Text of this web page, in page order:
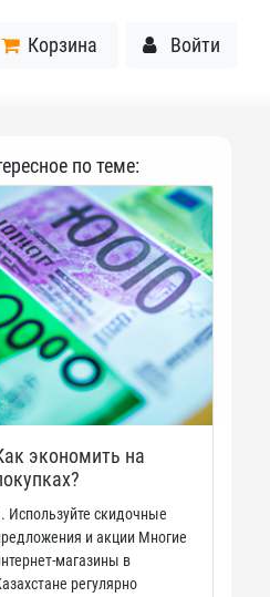
Корзина Войти
по теме:
экономить на
Используйте скидочные
и акции Многие
магазины в
регулярно